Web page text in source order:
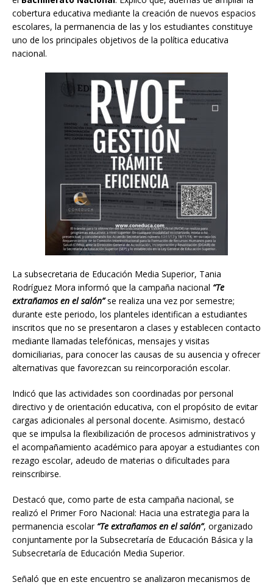
cobertura educativa mediante la creación de nuevos espacios
escolares, la permanencia de las y los estudiantes constituye
uno de los principales objetivos de la política educativa
nacional.
La subsecretaria de Educación Media Superior, Tania
Rodríguez Mora informó que la campaña nacional “Te
extrañamos en el salón”se realiza una vez por semestre;
durante este periodo, los planteles identifican a estudiantes
inscritos que no se presentaron a clases y establecen contacto
mediante llamadas telefónicas, mensajes y visitas
domiciliarias, para conocer las causas de su ausencia y ofrecer
alternativas que favorezcan su reincorporación escolar.
Indicó que las actividades son coordinadas por personal
directivo y de orientación educativa, con el propósito de evitar
cargas adicionales al personal docente. Asimismo, destacó
que se impulsa la flexibilización de procesos administrativos y
el acompañamiento académico para apoyar a estudiantes con
rezago escolar, adeudo de materias o dificultades para
reinscribirse.
Destacó que, como parte de esta campaña nacional, se
realizó el Primer Foro Nacional: Hacia una estrategia para la
permanencia escolar “Te extrañamos en el salón”, organizado
conjuntamente por la Subsecretaría de Educación Básica y la
Subsecretaría de Educación Media Superior.
Señaló que en este encuentro se analizaron mecanismos de